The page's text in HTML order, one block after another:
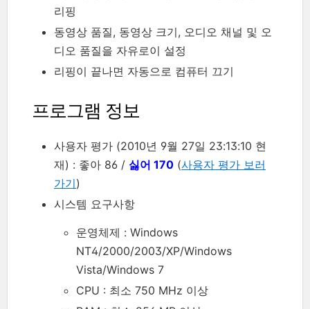
리핑
동영상 품질, 동영상 크기, 오디오 채널 및 오
디오 품질을 자유로이 설정
리핑이 끝나면 자동으로 컴퓨터 끄기
프로그램 정보
사용자 평가 (2010년 9월 27일 23:13:10 현
재) : 좋아 86 / 싫어 170 (사용자 평가 보러
가기)
시스템 요구사항
운영체제 : Windows
NT4/2000/2003/XP/Windows
Vista/Windows 7
CPU : 최소 750 MHz 이상